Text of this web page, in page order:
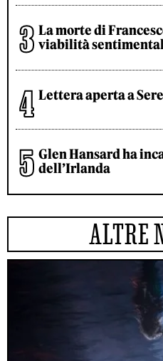
La morte di
viabilità
Lettera aperta a
Glen Hansard ha
dell’Irlanda
ALTRE